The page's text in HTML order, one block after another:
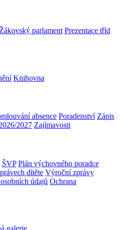
Žákovský parlament Prezentace tříd
Knihovna
absence Poradenství Zápis
2027 Zajímavosti
ŠVP Plán výchovného poradce
dítěte Výroční zprávy
údajů Ochrana
galerie